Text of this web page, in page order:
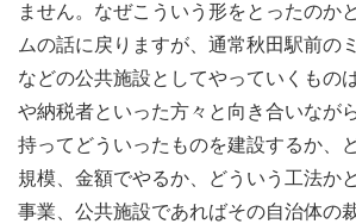
ません。なぜこういう形をとったのか
ムの話に戻りますが、通常秋田駅前の
などの公共施設としてやっていくもの
や納税者といった方々と向き合いなが
持ってどういったものを建設するか、
規模、金額でやるか、どういう工法か
事業、公共施設であればその自治体の